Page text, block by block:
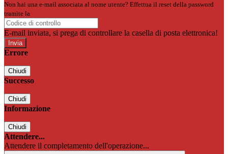
Non hai una e-mail associata al nome utente? Effettua il reset della password
tramite la
E-mail inviata, si prega di controllare la casella di posta elettronica!
Errore
Chiudi
Successo
Chiudi
Informazione
Chiudi
Attendere...
Attendere il completamento dell'operazione...